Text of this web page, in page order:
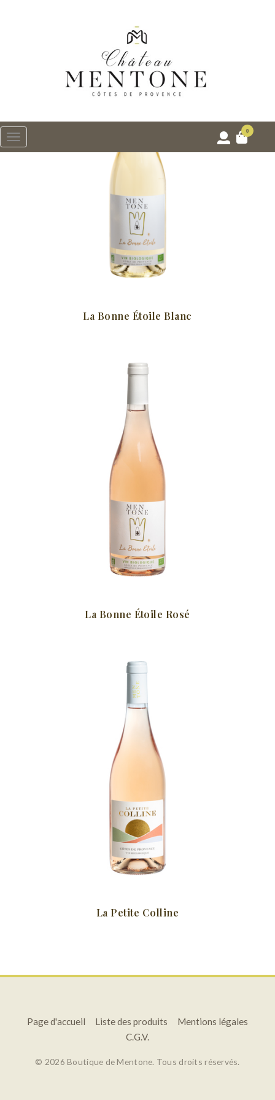
Menu
0
La Bonne Étoile Blanc
La Bonne Étoile Rosé
La Petite Colline
Page d'accueil Liste des produits
Mentions légales
C.G.V.
© 2026 Boutique de Mentone. Tous droits réservés.